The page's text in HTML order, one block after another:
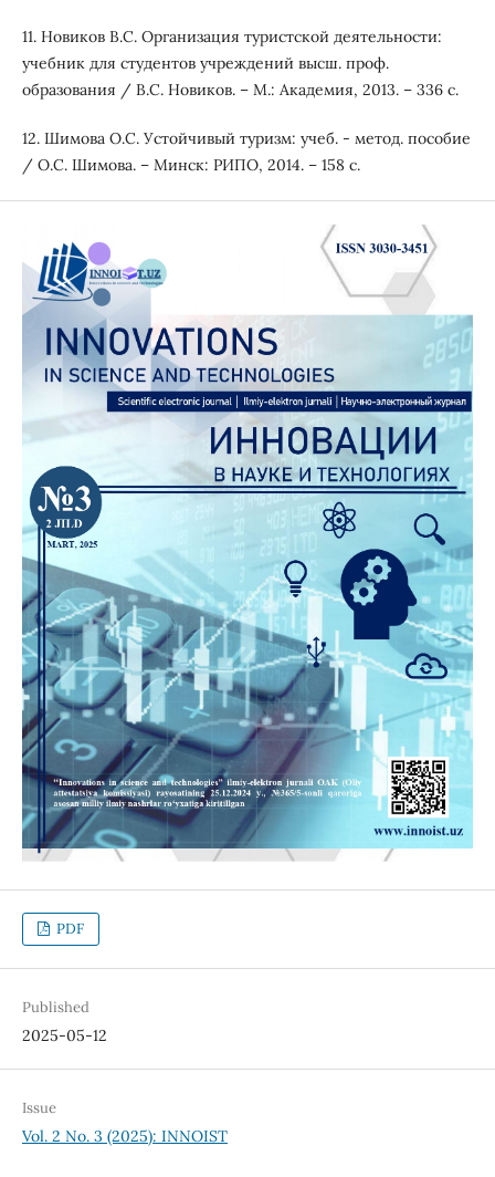
11. Новиков В.С. Организация туристской деятельности:
учебник для студентов учреждений высш. проф.
образования / В.С. Новиков. – М.: Академия, 2013. – 336 с.
12. Шимова О.С. Устойчивый туризм: учеб. - метод. пособие
/ О.С. Шимова. – Минск: РИПО, 2014. – 158 с.
PDF
Published
2025-05-12
Issue
Vol. 2 No. 3 (2025): INNOIST